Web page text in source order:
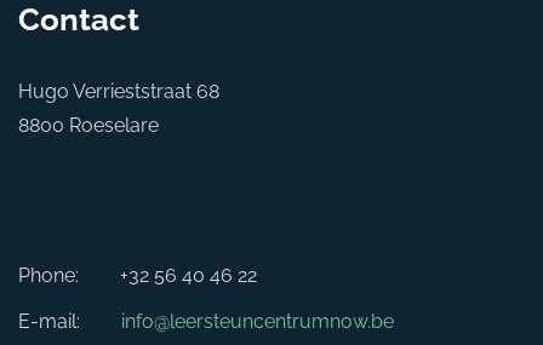
Contact
Hugo Verrieststraat 68
8800 Roeselare
Phone:
+32 56 40 46 22
E-mail:
info@leersteuncentrumnow.be